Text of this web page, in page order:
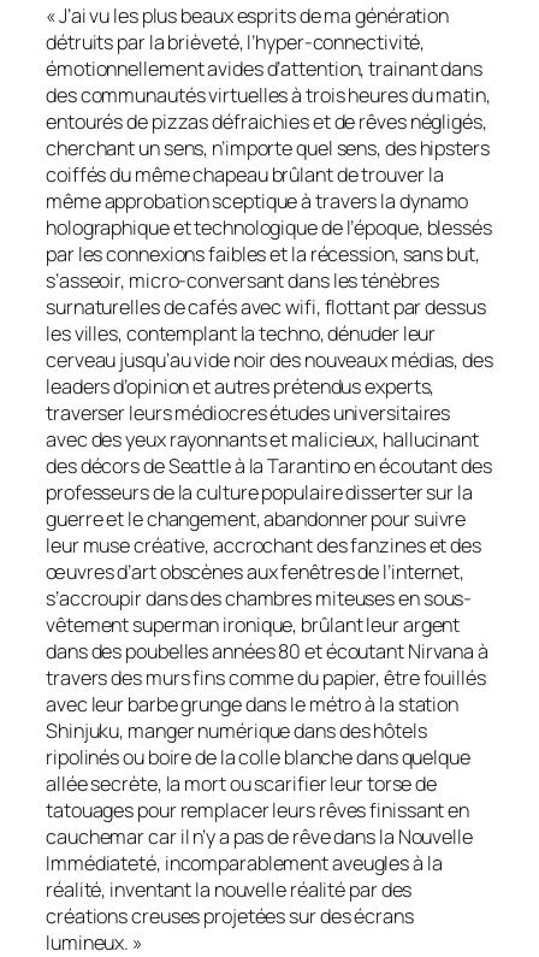
« J’ai vu les plus beaux esprits de ma génération
détruits par la brièveté, l’hyper-connectivité,
émotionnellement avides d’attention, trainant dans
des communautés virtuelles à trois heures du matin,
entourés de pizzas défraichies et de rêves négligés,
cherchant un sens, n’importe quel sens, des hipsters
coiffés du même chapeau brûlant de trouver la
même approbation sceptique à travers la dynamo
holographique et technologique de l’époque, blessés
par les connexions faibles et la récession, sans but,
s’asseoir, micro-conversant dans les ténèbres
surnaturelles de cafés avec wifi, flottant par dessus
les villes, contemplant la techno, dénuder leur
cerveau jusqu’au vide noir des nouveaux médias, des
leaders d’opinion et autres prétendus experts,
traverser leurs médiocres études universitaires
avec des yeux rayonnants et malicieux, hallucinant
des décors de Seattle à la Tarantino en écoutant des
professeurs de la culture populaire disserter sur la
guerre et le changement, abandonner pour suivre
leur muse créative, accrochant des fanzines et des
œuvres d’art obscènes aux fenêtres de l’internet,
s’accroupir dans des chambres miteuses en sous-
vêtement superman ironique, brûlant leur argent
dans des poubelles années 80 et écoutant Nirvana à
travers des murs fins comme du papier, être fouillés
avec leur barbe grunge dans le métro à la station
Shinjuku, manger numérique dans des hôtels
ripolinés ou boire de la colle blanche dans quelque
allée secrète, la mort ou scarifier leur torse de
tatouages pour remplacer leurs rêves finissant en
cauchemar car il n’y a pas de rêve dans la Nouvelle
Immédiateté, incomparablement aveugles à la
réalité, inventant la nouvelle réalité par des
créations creuses projetées sur des écrans
lumineux. »